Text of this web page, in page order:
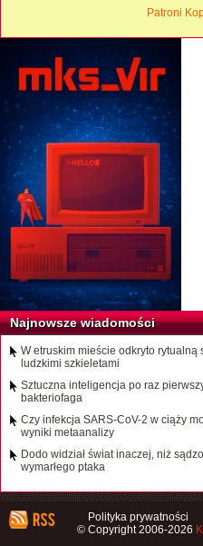
Patroni
Najnowsze wiadomości
W etruskim mieście odkryto
ludzkimi szkieletami
Sztuczna inteligencja po raz
bakteriofaga
Czy infekcja SARS-CoV-2 w ciąży
wyniki metaanalizy
Dodo widział świat inaczej, niż
wymarłego ptaka
Polityka prywatności
© Copyright 2006-2026